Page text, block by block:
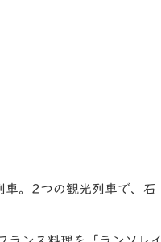
。2つの観光列車で、石